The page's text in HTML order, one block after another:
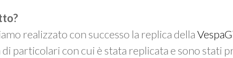
realizzato con successo la replica della
particolari con cui è stata replicata e sono stati